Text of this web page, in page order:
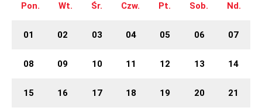
Pon. Wt. Śr. Czw. Pt. Sob. Nd.
01 02 03 04 05 06 07
08 09 10 11 12 13 14
15 16 17 18 19 20 21